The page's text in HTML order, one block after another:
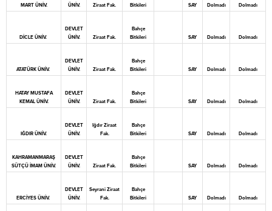
MART ÜNİV.
ÜNİV.
Ziraat Fak.
Bitkileri
SAY Dolmadı Dolmadı
DİCLE ÜNİV.
DEVLET
ÜNİV.
Ziraat Fak.
Bahçe
Bitkileri
SAY Dolmadı Dolmadı
ATATÜRK ÜNİV.
DEVLET
ÜNİV.
Ziraat Fak.
Bahçe
Bitkileri
SAY Dolmadı Dolmadı
HATAY MUSTAFA
KEMAL ÜNİV.
DEVLET
ÜNİV.
Ziraat Fak.
Bahçe
Bitkileri
SAY Dolmadı Dolmadı
IĞDIR ÜNİV.
DEVLET
ÜNİV.
Iğdır Ziraat
Fak.
Bahçe
Bitkileri
SAY Dolmadı Dolmadı
KAHRAMANMARAŞ
SÜTÇÜ İMAM ÜNİV.
DEVLET
ÜNİV.
Ziraat Fak.
Bahçe
Bitkileri
SAY Dolmadı Dolmadı
ERCİYES ÜNİV.
DEVLET
ÜNİV.
Seyrani Ziraat
Fak.
Bahçe
Bitkileri
SAY Dolmadı Dolmadı